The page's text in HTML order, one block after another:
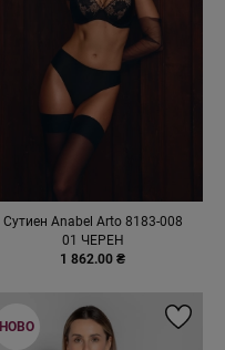
Сутиен Anabel Arto 8183-008
01 ЧЕРЕН
1 862.00 ₴
НОВО